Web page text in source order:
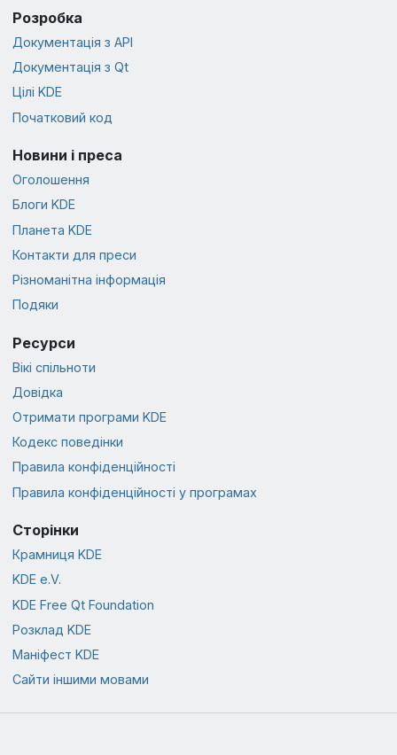
Розробка
Документація з API
Документація з Qt
Цілі KDE
Початковий код
Новини і преса
Оголошення
Блоги KDE
Планета KDE
Контакти для преси
Різноманітна інформація
Подяки
Ресурси
Вікі спільноти
Довідка
Отримати програми KDE
Кодекс поведінки
Правила конфіденційності
Правила конфіденційності у програмах
Сторінки
Крамниця KDE
KDE e.V.
KDE Free Qt Foundation
Розклад KDE
Маніфест KDE
Сайти іншими мовами